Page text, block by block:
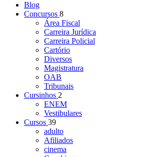
Blog
Concursos 8
Área Fiscal
Carreira Jurídica
Carreira Policial
Cartório
Diversos
Magistratura
OAB
Tribunais
Cursinhos 2
ENEM
Vestibulares
Cursos 39
adulto
Afiliados
cinema